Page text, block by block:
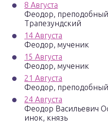
8 Августа
Феодор,
Трапезундский
14 Августа
Феодор, мученик
15 Августа
Феодор, мученик
21 Августа
Феодор,
24 Августа
Феодор Васильевич
инок, князь